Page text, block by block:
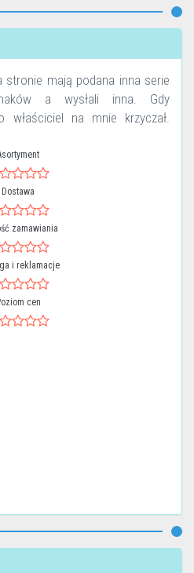
stronie mają podana inna serie
a wysłali inna. Gdy
właściciel na mnie krzyczał.
Dostawa
zamawiania
i reklamacje
cen